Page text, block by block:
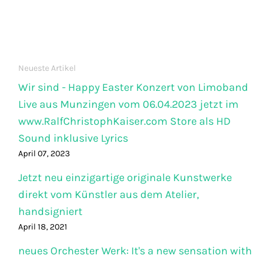
Neueste Artikel
Wir sind - Happy Easter Konzert von Limoband
Live aus Munzingen vom 06.04.2023 jetzt im
www.RalfChristophKaiser.com Store als HD
Sound inklusive Lyrics
April 07, 2023
Jetzt neu einzigartige originale Kunstwerke
direkt vom Künstler aus dem Atelier,
handsigniert
April 18, 2021
neues Orchester Werk: It's a new sensation with